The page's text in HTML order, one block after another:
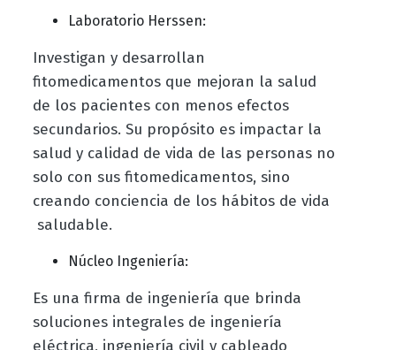
Laboratorio Herssen:
Investigan y desarrollan
fitomedicamentos que mejoran la salud
de los pacientes con menos efectos
secundarios. Su propósito es impactar la
salud y calidad de vida de las personas no
solo con sus fitomedicamentos, sino
creando conciencia de los hábitos de vida
saludable.
Núcleo Ingeniería:
Es una firma de ingeniería que brinda
soluciones integrales de ingeniería